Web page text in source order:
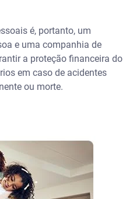
é, portanto, um
e uma companhia de
a proteção financeira do
em caso de acidentes
ou morte.